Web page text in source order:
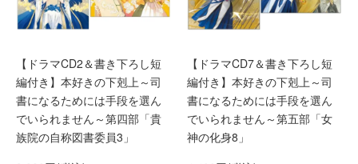
【ドラマCD2＆書き下ろし短
編付き】本好きの下剋上～司
書になるためには手段を選ん
でいられません～第四部「貴
族院の自称図書委員3」
【ドラマCD7＆書き下ろし短
編付き】本好きの下剋上～司
書になるためには手段を選ん
でいられません～第五部「女
神の化身8」